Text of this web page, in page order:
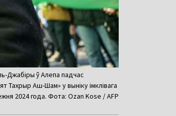
Джабіры ў Алепа падчас
Тахрыр Аш-Шам» у выніку імклівага
2024 года. Фота: Ozan Kose / AFP